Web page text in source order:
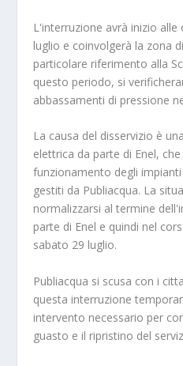
L'interruzione avrà inizio alle
luglio e coinvolgerà la zona
particolare riferimento alla
questo periodo, si
abbassamenti di pressione
La causa del disservizio è
elettrica da parte di Enel,
funzionamento degli
gestiti da Publiacqua. La
normalizzarsi al termine
parte di Enel e quindi nel
sabato 29 luglio.
Publiacqua si scusa con i
questa interruzione
intervento necessario per
guasto e il ripristino del